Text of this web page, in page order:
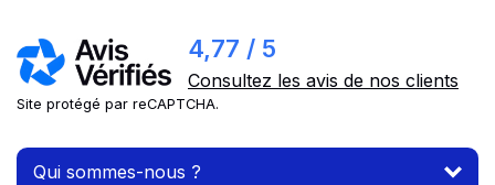
4,77 / 5
Consultez les avis de nos clients
Site protégé par reCAPTCHA.
Qui sommes-nous ?